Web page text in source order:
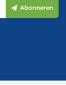
Abonneren